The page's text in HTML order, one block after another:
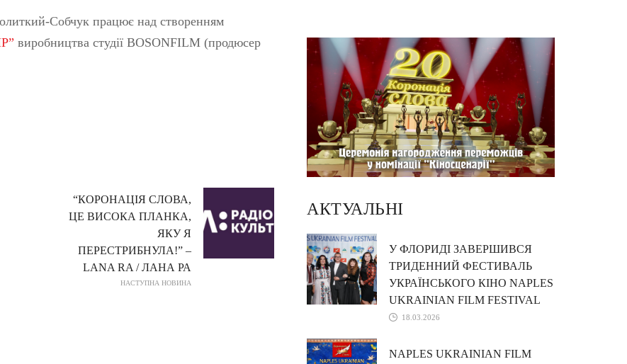
Собчук працює над створенням
виробництва студії BOSONFILM (продюсер
“КОРОНАЦІЯ СЛОВА,
ЦЕ ВИСОКА ПЛАНКА,
ЯКУ Я
ПЕРЕСТРИБНУЛА!” –
LANA RA / ЛАНА РА
НАСТУПНА НОВИНА
АКТУАЛЬНІ
У ФЛОРИДІ ЗАВЕРШИВСЯ
ТРИДЕННИЙ ФЕСТИВАЛЬ
УКРАЇНСЬКОГО КІНО NAPLES
UKRAINIAN FILM FESTIVAL
18.03.2026
NAPLES UKRAINIAN FILM